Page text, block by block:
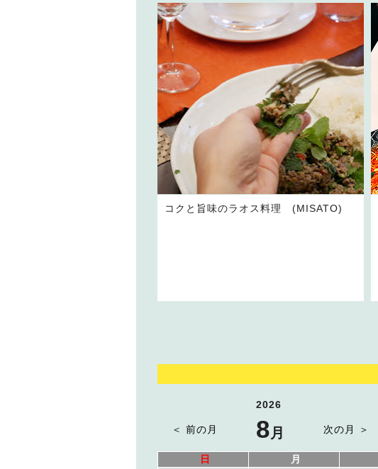
コクと旨味のラオス料理 (MISATO)
＜ 前の月
2026
8 月 次の月 ＞
日 月